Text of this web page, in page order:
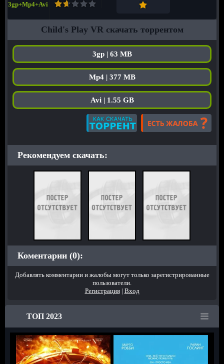
3gp+Mp4+Avi
Child's Play VR скачать торрентом
3gp | 63 MB
Mp4 | 377 MB
Avi | 1.55 GB
Рекомендуем скачать:
Коментарии (0):
Добавлять комментарии и жалобы могут только зарегистрированные
пользователи.
Регистрация| Вход
ТОП 2023